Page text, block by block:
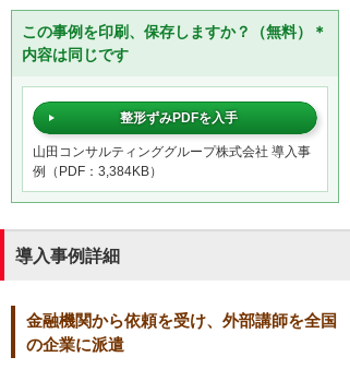
この事例を印刷、保存しますか？（無料）＊
内容は同じです
整形ずみPDFを入手
山田コンサルティンググループ株式会社 導入事
例（PDF：3,384KB）
導入事例詳細
金融機関から依頼を受け、外部講師を全国
の企業に派遣